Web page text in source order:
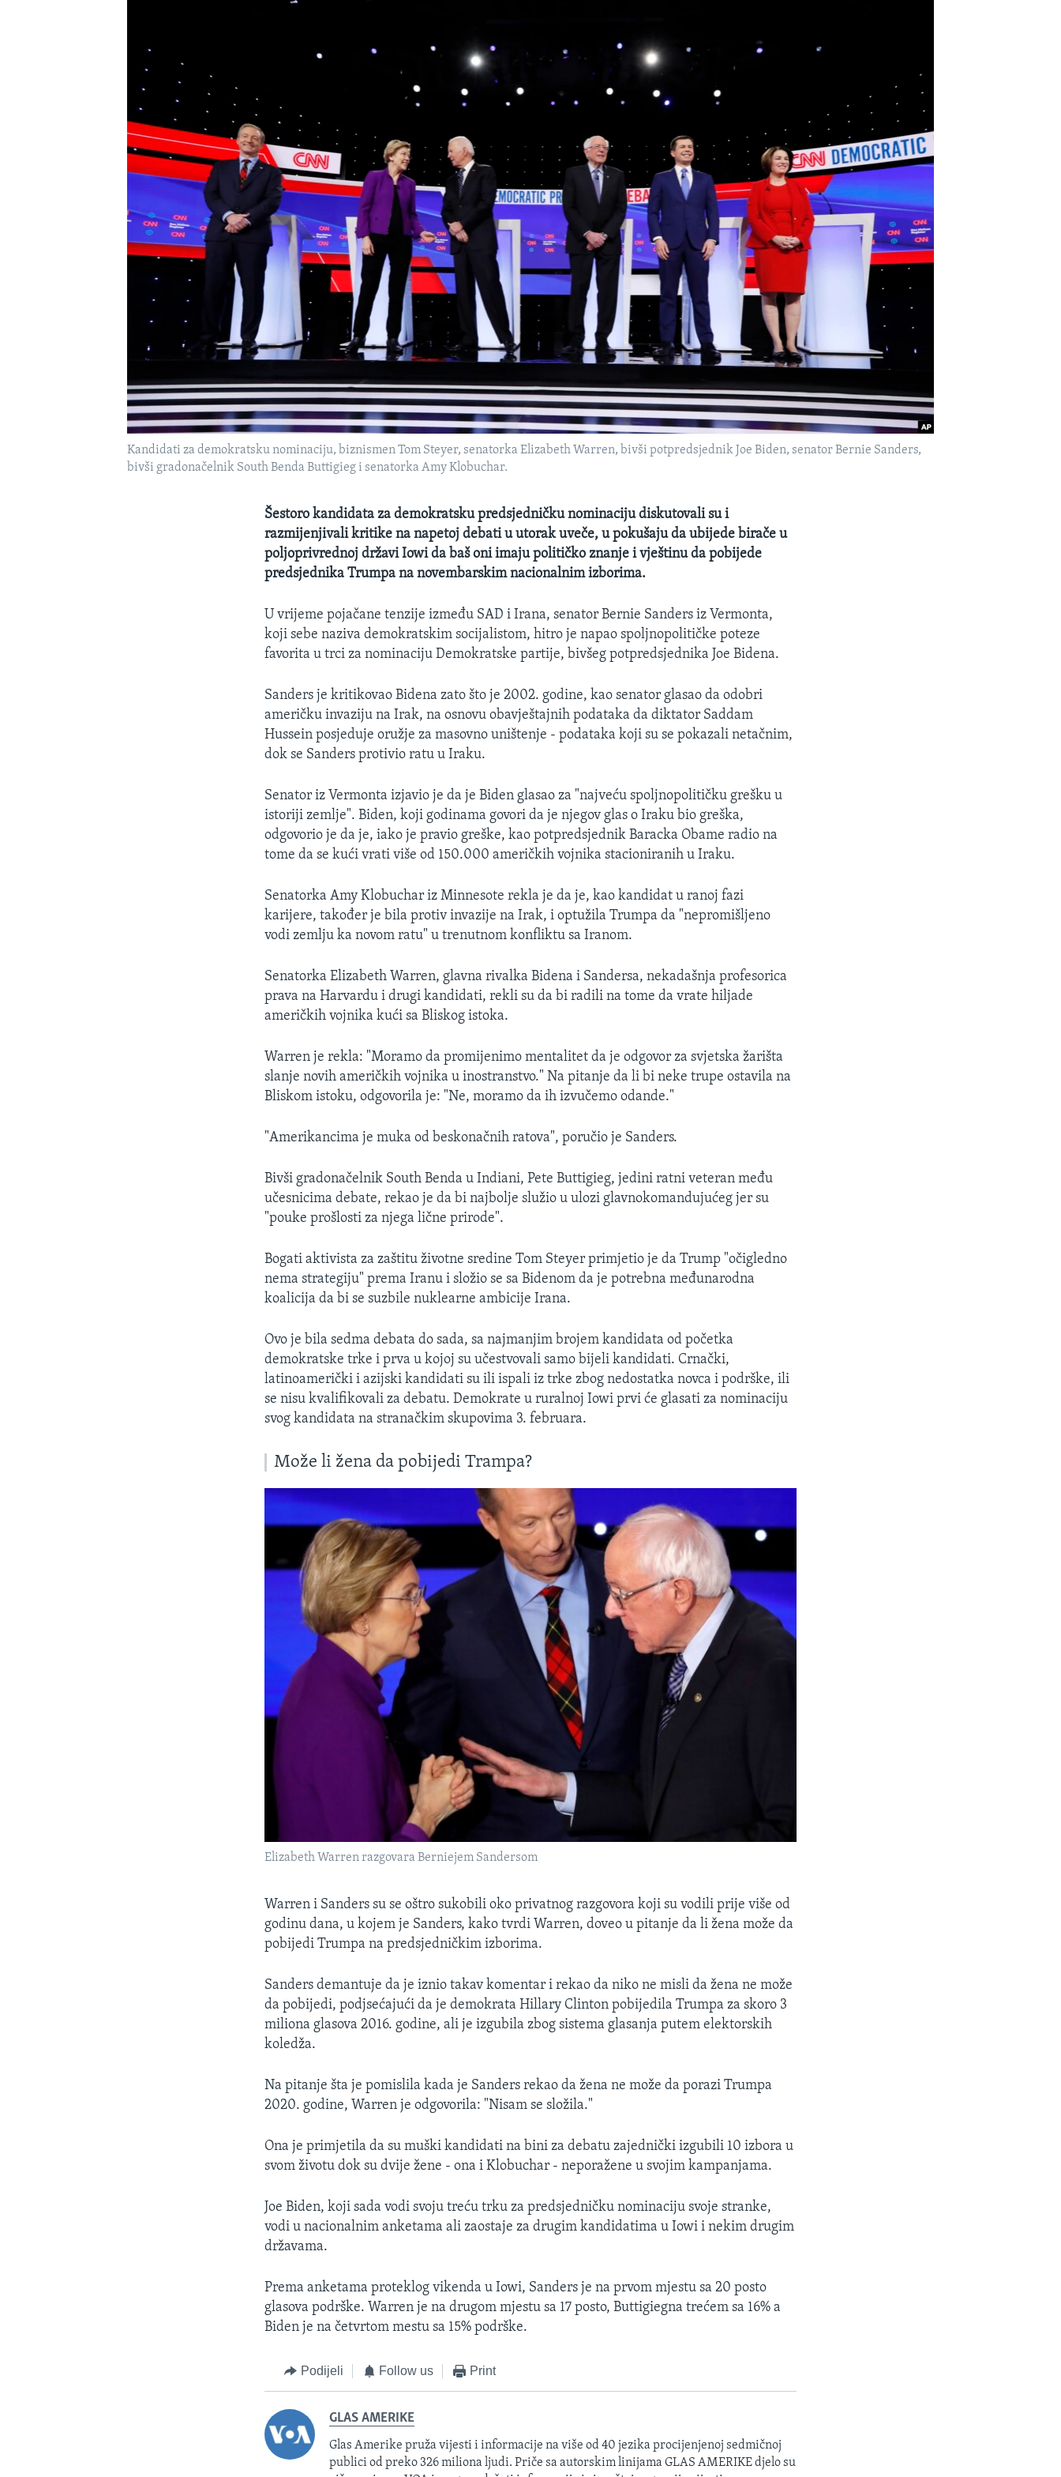
Kandidati za demokratsku nominaciju, biznismen Tom Steyer, senatorka Elizabeth Warren, bivši potpredsjednik Joe Biden, senator Bernie Sanders,
bivši gradonačelnik South Benda Buttigieg i senatorka Amy Klobuchar.
Šestoro kandidata za demokratsku predsjedničku nominaciju diskutovali su i
razmijenjivali kritike na napetoj debati u utorak uveče, u pokušaju da ubijede birače u
poljoprivrednoj državi Iowi da baš oni imaju političko znanje i vještinu da pobijede
predsjednika Trumpa na novembarskim nacionalnim izborima.
U vrijeme pojačane tenzije između SAD i Irana, senator Bernie Sanders iz Vermonta,
koji sebe naziva demokratskim socijalistom, hitro je napao spoljnopolitičke poteze
favorita u trci za nominaciju Demokratske partije, bivšeg potpredsjednika Joe Bidena.
Sanders je kritikovao Bidena zato što je 2002. godine, kao senator glasao da odobri
američku invaziju na Irak, na osnovu obavještajnih podataka da diktator Saddam
Hussein posjeduje oružje za masovno uništenje - podataka koji su se pokazali netačnim,
dok se Sanders protivio ratu u Iraku.
Senator iz Vermonta izjavio je da je Biden glasao za "najveću spoljnopolitičku grešku u
istoriji zemlje". Biden, koji godinama govori da je njegov glas o Iraku bio greška,
odgovorio je da je, iako je pravio greške, kao potpredsjednik Baracka Obame radio na
tome da se kući vrati više od 150.000 američkih vojnika stacioniranih u Iraku.
Senatorka Amy Klobuchar​ iz Minnesote rekla je da je, kao kandidat u ranoj fazi
karijere, također je bila protiv invazije na Irak, i optužila Trumpa da "nepromišljeno
vodi zemlju ka novom ratu" u trenutnom konfliktu sa Iranom.
Senatorka Elizabeth Warren, glavna rivalka Bidena i Sandersa, nekadašnja profesorica
prava na Harvardu i drugi kandidati, rekli su da bi radili na tome da vrate hiljade
američkih vojnika kući sa Bliskog istoka.
Warren je rekla: "Moramo da promijenimo mentalitet da je odgovor za svjetska žarišta
slanje novih američkih vojnika u inostranstvo." Na pitanje da li bi neke trupe ostavila na
Bliskom istoku, odgovorila je: "Ne, moramo da ih izvučemo odande."
"Amerikancima je muka od beskonačnih ratova", poručio je Sanders.
Bivši gradonačelnik South Benda u Indiani, Pete Buttigieg​, jedini ratni veteran među
učesnicima debate, rekao je da bi najbolje služio u ulozi glavnokomandujućeg jer su
"pouke prošlosti za njega lične prirode".
Bogati aktivista za zaštitu životne sredine Tom Steyer primjetio je da Trump "očigledno
nema strategiju" prema Iranu i složio se sa Bidenom da je potrebna međunarodna
koalicija da bi se suzbile nuklearne ambicije Irana.
Ovo je bila sedma debata do sada, sa najmanjim brojem kandidata od početka
demokratske trke i prva u kojoj su učestvovali samo bijeli kandidati. Crnački,
latinoamerički i azijski kandidati su ili ispali iz trke zbog nedostatka novca i podrške, ili
se nisu kvalifikovali za debatu. Demokrate u ruralnoj Iowi prvi će glasati za nominaciju
svog kandidata na stranačkim skupovima 3. februara.
Može li žena da pobijedi Trampa?
Elizabeth Warren razgovara Berniejem Sandersom
Warren i Sanders su se oštro sukobili oko privatnog razgovora koji su vodili prije više od
godinu dana, u kojem je Sanders, kako tvrdi Warren, doveo u pitanje da li žena može da
pobijedi Trumpa na predsjedničkim izborima.
Sanders demantuje da je iznio takav komentar i rekao da niko ne misli da žena ne može
da pobijedi, podjsećajući da je demokrata Hillary Clinton pobijedila Trumpa za skoro 3
miliona glasova 2016. godine, ali je izgubila zbog sistema glasanja putem elektorskih
koledža.
Na pitanje šta je pomislila kada je Sanders rekao da žena ne može da porazi Trumpa
2020. godine, Warren je odgovorila: "Nisam se složila."
Ona je primjetila da su muški kandidati na bini za debatu zajednički izgubili 10 izbora u
svom životu dok su dvije žene - ona i Klobuchar - neporažene u svojim kampanjama.
Joe Biden, koji sada vodi svoju treću trku za predsjedničku nominaciju svoje stranke,
vodi u nacionalnim anketama ali zaostaje za drugim kandidatima u Iowi i nekim drugim
državama.
Prema anketama proteklog vikenda u Iowi, Sanders je na prvom mjestu sa 20 posto
glasova podrške. Warren je na drugom mjestu sa 17 posto, Buttigiegna trećem sa 16% a
Biden je na četvrtom mestu sa 15% podrške.
Podijeli Follow us Print
GLAS AMERIKE
Glas Amerike pruža vijesti i informacije na više od 40 jezika procijenjenoj sedmičnoj
publici od preko 326 miliona ljudi. Priče sa autorskim linijama GLAS AMERIKE djelo su